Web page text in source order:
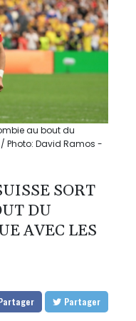
au bout du
Photo: David Ramos -
SORT
DU
AVEC LES
Partager